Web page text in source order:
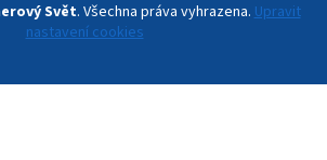
Svět. Všechna práva vyhrazena.Upravit
nastavení cookies